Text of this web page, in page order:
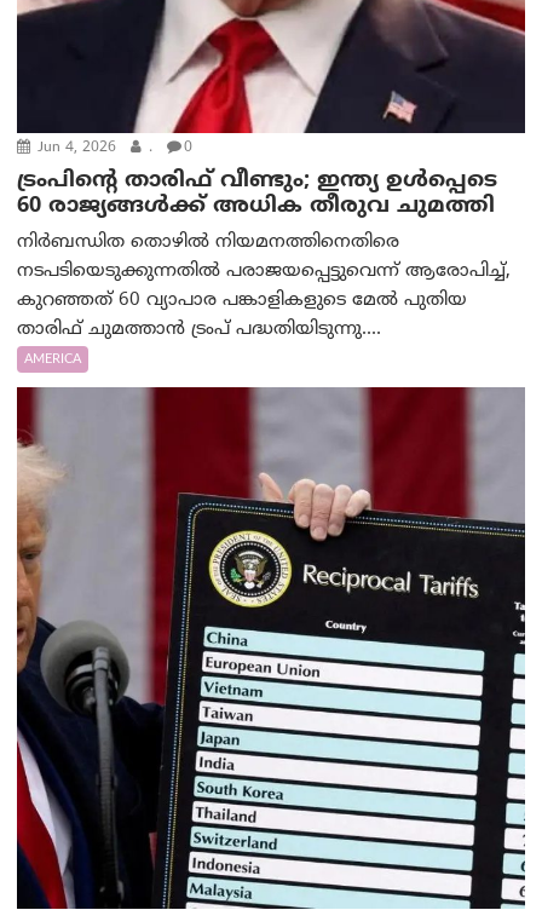
Jun 4, 2026 . 0
ട്രംപിന്റെ താരിഫ് വീണ്ടും; ഇന്ത്യ ഉൾപ്പെടെ
60 രാജ്യങ്ങൾക്ക് അധിക തീരുവ ചുമത്തി
നിർബന്ധിത തൊഴിൽ നിയമനത്തിനെതിരെ
നടപടിയെടുക്കുന്നതിൽ പരാജയപ്പെട്ടുവെന്ന് ആരോപിച്ച്,
കുറഞ്ഞത് 60 വ്യാപാര പങ്കാളികളുടെ മേൽ പുതിയ
താരിഫ് ചുമത്താൻ ട്രം‌പ് പദ്ധതിയിടുന്നു....
AMERICA